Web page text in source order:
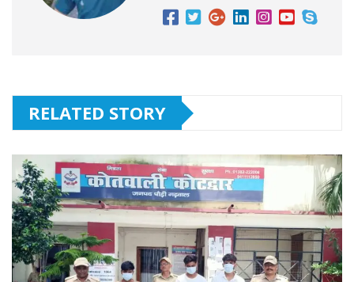
RELATED STORY